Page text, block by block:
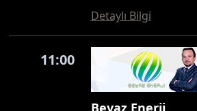
Detaylı Bilgi
11:00
Beyaz Enerji